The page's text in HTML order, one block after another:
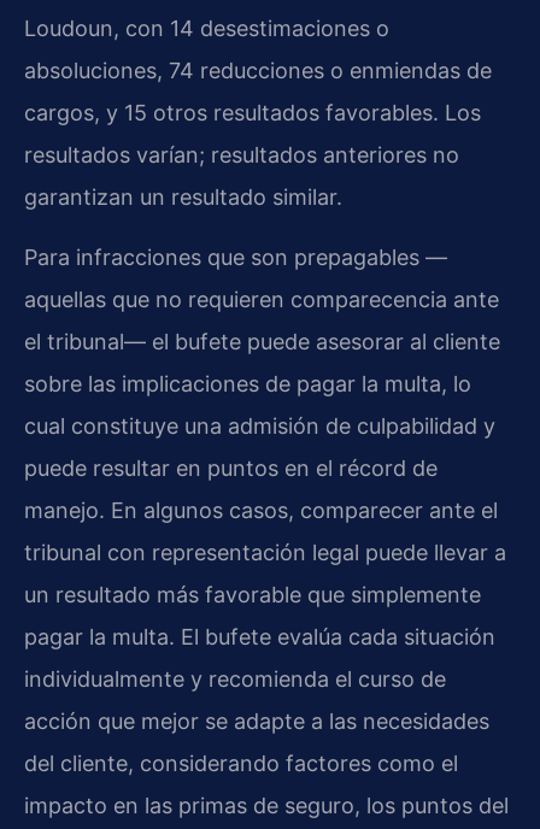
Loudoun, con 14 desestimaciones o
absoluciones, 74 reducciones o enmiendas de
cargos, y 15 otros resultados favorables. Los
resultados varían; resultados anteriores no
garantizan un resultado similar.
Para infracciones que son prepagables —
aquellas que no requieren comparecencia ante
el tribunal— el bufete puede asesorar al cliente
sobre las implicaciones de pagar la multa, lo
cual constituye una admisión de culpabilidad y
puede resultar en puntos en el récord de
manejo. En algunos casos, comparecer ante el
tribunal con representación legal puede llevar a
un resultado más favorable que simplemente
pagar la multa. El bufete evalúa cada situación
individualmente y recomienda el curso de
acción que mejor se adapte a las necesidades
del cliente, considerando factores como el
impacto en las primas de seguro, los puntos del